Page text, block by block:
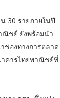
30 รายภายในปี
ณิชย์ ยังพร้อมนำ
ช่องทางการตลาด
าคารไทยพาณิชย์ที่